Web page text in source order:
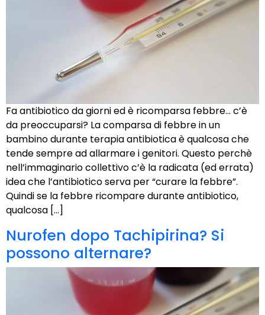
Fa antibiotico da giorni ed è ricomparsa febbre… c’è
da preoccuparsi? La comparsa di febbre in un
bambino durante terapia antibiotica è qualcosa che
tende sempre ad allarmare i genitori. Questo perchè
nell’immaginario collettivo c’è la radicata (ed errata)
idea che l’antibiotico serva per “curare la febbre”.
Quindi se la febbre ricompare durante antibiotico,
qualcosa […]
Nurofen dopo Tachipirina? Si
possono alternare?